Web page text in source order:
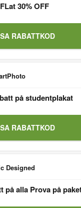
FLat 30% OFF
RABATTKOD
på studentplakat
RABATTKOD
Designed
på alla Prova på